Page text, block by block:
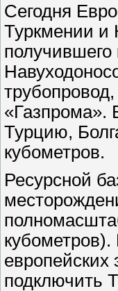
Сегодня
Туркмении и
получившего
«Газпрома».
Турцию,
кубометров.
Ресурсной
европейских
подключить